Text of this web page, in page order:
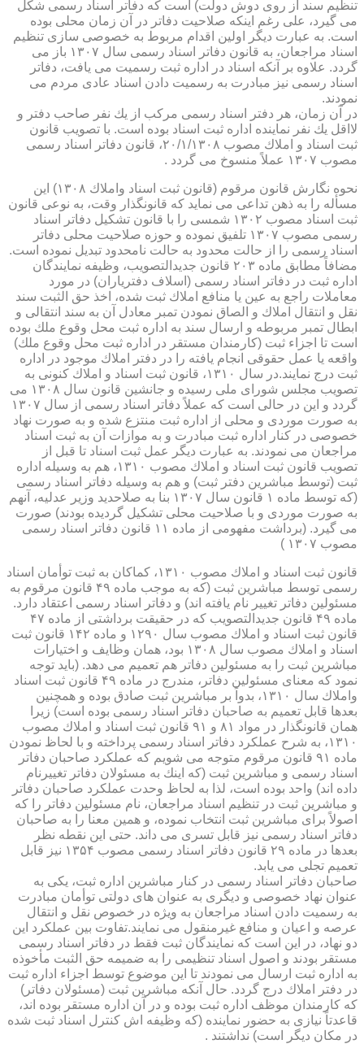
تنظیم سند از روی دوش دولت) است كه دفاتر اسناد رسمی شكل
می گیرد، علی رغم اینكه صلاحیت دفاتر در آن زمان محلی بوده
است. به عبارت دیگر اولین اقدام مربوط به خصوصی سازی تنظیم
اسناد مراجعان، به قانون دفاتر اسناد رسمی سال ۱۳۰۷ باز می
گردد. علاوه بر آنكه اسناد در اداره ثبت رسمیت می یافت، دفاتر
اسناد رسمی نیز مبادرت به رسمیت دادن اسناد عادی مردم می
نمودند.
در آن زمان، هر دفتر اسناد رسمی مركب از یك نفر صاحب دفتر و
لااقل یك نفر نماینده اداره ثبت اسناد بوده است. با تصویب قانون
ثبت اسناد و املاك مصوب ۲۰/۱/۱۳۰۸، قانون دفاتر اسناد رسمی
مصوب ۱۳۰۷ عملاً منسوخ می گردد .
نحوه نگارش قانون مرقوم (قانون ثبت اسناد واملاك ۱۳۰۸) این
مسأله را به ذهن تداعی می نماید كه قانونگذار وقت، به نوعی قانون
ثبت اسناد مصوب ۱۳۰۲ شمسی را با قانون تشكیل دفاتر اسناد
رسمی مصوب ۱۳۰۷ تلفیق نموده و حوزه صلاحیت محلی دفاتر
اسناد رسمی را از حالت محدود به حالت نامحدود تبدیل نموده است.
مضافاً مطابق ماده ۲۰۳ قانون جدیدالتصویب، وظیفه نمایندگان
اداره ثبت در دفاتر اسناد رسمی (اسلاف دفتریاران) در مورد
معاملات راجع به عین یا منافع املاك ثبت شده، اخذ حق الثبت سند
نقل و انتقال املاك و الصاق نمودن تمبر معادل آن به سند انتقالی و
ابطال تمبر مربوطه و ارسال سند به اداره ثبت محل وقوع ملك بوده
است تا اجزاء ثبت (كارمندان مستقر در اداره ثبت محل وقوع ملك)
واقعه یا عمل حقوقی انجام یافته را در دفتر املاك موجود در اداره
ثبت درج نمایند.در سال ۱۳۱۰، قانون ثبت اسناد و املاك كنونی به
تصویب مجلس شورای ملی رسیده و جانشین قانون سال ۱۳۰۸ می
گردد و این در حالی است كه عملاً دفاتر اسناد رسمی از سال ۱۳۰۷
به صورت موردی و محلی از اداره ثبت منتزع شده و به صورت نهاد
خصوصی در كنار اداره ثبت مبادرت و به موازات آن به ثبت اسناد
مراجعان می نمودند. به عبارت دیگر عمل ثبت اسناد تا قبل از
تصویب قانون ثبت اسناد و املاك مصوب ۱۳۱۰، هم به وسیله اداره
ثبت (توسط مباشرین دفتر ثبت) و هم به وسیله دفاتر اسناد رسمی
(كه توسط ماده ۱ قانون سال ۱۳۰۷ بنا به صلاحدید وزیر عدلیه، آنهم
به صورت موردی و با صلاحیت محلی تشكیل گردیده بودند) صورت
می گیرد. (برداشت مفهومی از ماده ۱۱ قانون دفاتر اسناد رسمی
مصوب ۱۳۰۷ )
قانون ثبت اسناد و املاك مصوب ۱۳۱۰، كماكان به ثبت توأمان اسناد
رسمی توسط مباشرین ثبت (كه به موجب ماده ۴۹ قانون مرقوم به
مسئولین دفاتر تغییر نام یافته اند) و دفاتر اسناد رسمی اعتقاد دارد.
ماده ۴۹ قانون جدیدالتصویب كه در حقیقت برداشتی از ماده ۴۷
قانون ثبت اسناد و املاك مصوب سال ۱۲۹۰ و ماده ۱۴۲ قانون ثبت
اسناد و املاك مصوب سال ۱۳۰۸ بود، همان وظایف و اختیارات
مباشرین ثبت را به مسئولین دفاتر هم تعمیم می دهد. (باید توجه
نمود كه معنای مسئولین دفاتر، مندرج در ماده ۴۹ قانون ثبت اسناد
واملاك سال ۱۳۱۰، بدواً بر مباشرین ثبت صادق بوده و همچنین
بعدها قابل تعمیم به صاحبان دفاتر اسناد رسمی بوده است) زیرا
همان قانونگذار در مواد ۸۱ و ۹۱ قانون ثبت اسناد و املاك مصوب
۱۳۱۰، به شرح عملكرد دفاتر اسناد رسمی پرداخته و با لحاظ نمودن
ماده ۹۱ قانون مرقوم متوجه می شویم كه عملكرد صاحبان دفاتر
اسناد رسمی و مباشرین ثبت (كه اینك به مسئولان دفاتر تغییرنام
داده اند) واحد بوده است، لذا به لحاظ وحدت عملكرد صاحبان دفاتر
و مباشرین ثبت در تنظیم اسناد مراجعان، نام مسئولین دفاتر را كه
اصولاً برای مباشرین ثبت انتخاب نموده، و همین معنا را به صاحبان
دفاتر اسناد رسمی نیز قابل تسری می داند. حتی این نقطه نظر
بعدها در ماده ۲۹ قانون دفاتر اسناد رسمی مصوب ۱۳۵۴ نیز قابل
تعمیم تجلی می یابد.
صاحبان دفاتر اسناد رسمی در كنار مباشرین اداره ثبت، یكی به
عنوان نهاد خصوصی و دیگری به عنوان های دولتی توأمان مبادرت
به رسمیت دادن اسناد مراجعان به ویژه در خصوص نقل و انتقال
عرصه و اعیان و منافع غیرمنقول می نمایند.تفاوت بین عملكرد این
دو نهاد، در این است كه نمایندگان ثبت فقط در دفاتر اسناد رسمی
مستقر بودند و اصول اسناد تنظیمی را به ضمیمه حق الثبت مأخوذه
به اداره ثبت ارسال می نمودند تا این موضوع توسط اجزاء اداره ثبت
در دفتر املاك درج گردد. حال آنكه مباشرین ثبت (مسئولان دفاتر)
كه كارمندان موظف اداره ثبت بوده و در آن اداره مستقر بوده اند،
قاعدتاً نیازی به حضور نماینده (كه وظیفه اش كنترل اسناد ثبت شده
در مكان دیگر است) نداشتند .